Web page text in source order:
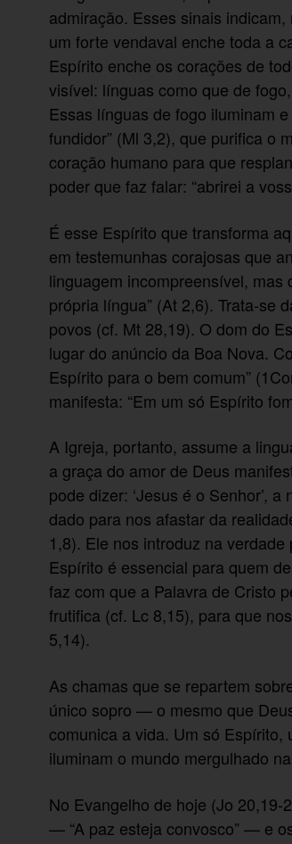
admiração. Esses sinais
um forte vendaval enche toda a
Espírito enche os corações de
visível: línguas como que de
Essas línguas de fogo iluminam
fundidor” (Ml 3,2), que purifica o
coração humano para que
poder que faz falar: “abrirei a
É esse Espírito que transforma
em testemunhas corajosas que
linguagem incompreensível, mas
própria língua” (At 2,6). Trata-se
povos (cf. Mt 28,19). O dom do
lugar do anúncio da Boa Nova.
Espírito para o bem comum”
manifesta: “Em um só Espírito
A Igreja, portanto, assume a
a graça do amor de Deus
pode dizer: ‘Jesus é o Senhor’,
dado para nos afastar da
1,8). Ele nos introduz na
Espírito é essencial para quem
faz com que a Palavra de Cristo
frutifica (cf. Lc 8,15), para que
5,14).
As chamas que se repartem
único sopro — o mesmo que
comunica a vida. Um só
iluminam o mundo mergulhado
No Evangelho de hoje (Jo
— “A paz esteja convosco” — e